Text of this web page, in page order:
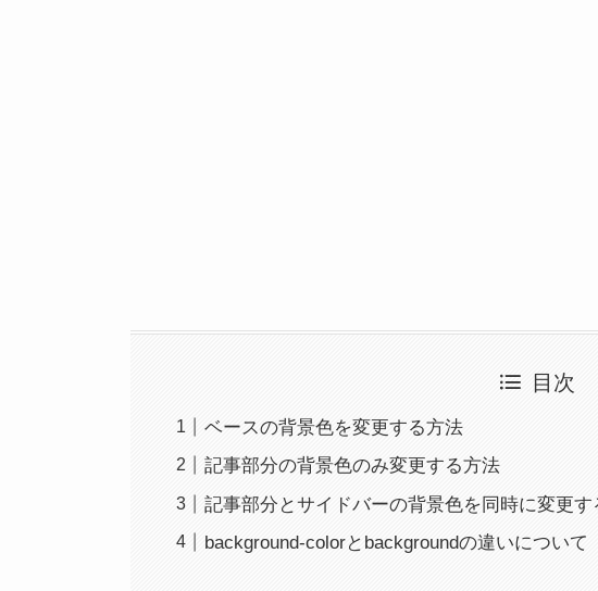
目次
ベースの背景色を変更する方法
記事部分の背景色のみ変更する方法
記事部分とサイドバーの背景色を同時に変更す
background-colorとbackgroundの違いについて